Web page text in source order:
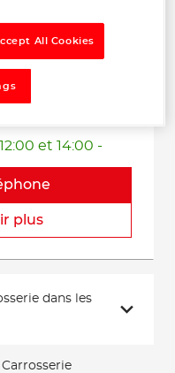
plus
et 14:00 -
plus
dans les
All Cookies